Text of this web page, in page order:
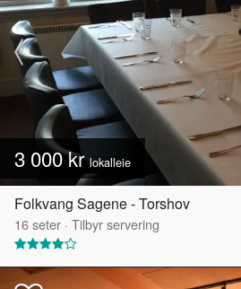
3 000 kr lokalleie
Folkvang Sagene - Torshov
16seter · Tilbyr servering